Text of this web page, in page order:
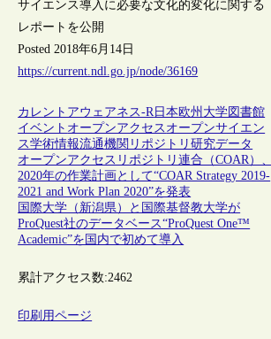
サイエンス導入に必要な文化的変化に関する
レポートを公開
Posted 2018年6月14日
https://current.ndl.go.jp/node/36169
カレントアウェアネス-R 日本欧州 大学図書館
イベント オープンアクセス オープンサイエン
ス学術情報流通機関リポジトリ研究データ
オープンアクセスリポジトリ連合（COAR）、
2020年の作業計画として“COAR Strategy 2019-
2021 and Work Plan 2020”を発表
国際大学（新潟県）と国際基督教大学が
ProQuest社のデータベース“ProQuest One™
Academic”を国内で初めて導入
累計アクセス数:2462
印刷用ページ